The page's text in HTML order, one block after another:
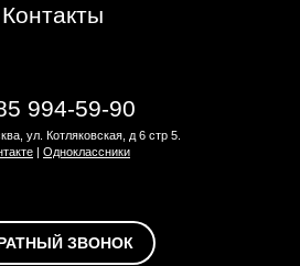
Контакты
994-59-90
ул. Котляковская, д 6 стр 5.
| Одноклассники
ЗВОНОК